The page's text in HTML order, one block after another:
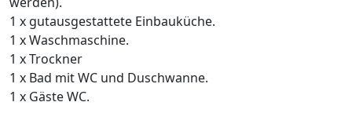
1 x gutausgestattete Einbauküche.
1 x Waschmaschine.
1 x Trockner
1 x Bad mit WC und Duschwanne.
1 x Gäste WC.